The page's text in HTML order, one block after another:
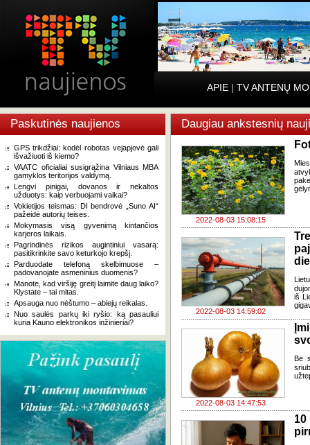
APIE | TV ANTENŲ
Paskutinės naujienos
GPS trikdžiai: kodėl robotas vejapjovė gali
išvažiuoti iš kiemo?
VAATC oficialiai susigrąžina Vilniaus MBA
gamyklos teritorijos valdymą.
Lengvi pinigai, dovanos ir nekaltos
užduotys: kaip verbuojami vaikai?
Vokietijos teismas: DI bendrovė „Suno AI“
pažeidė autorių teises.
Mokymasis visą gyvenimą kintančios
karjeros laikais.
Pagrindinės rizikos augintiniui vasarą:
pasitikrinkite savo keturkojo krepšį.
Parduodate telefoną skelbimuose –
padovanojate asmeninius duomenis?
Manote, kad viršiję greitį laimite daug laiko?
Klystate − tai mitas.
Apsauga nuo nėštumo – abiejų reikalas.
Nuo saulės parkų iki ryšio: ką pasauliui
kuria Kauno elektronikos inžinieriai?
Daugiau ankstesnių
2022-08-03 15:08:15
2022-08-03 14:59:02
iš
2022-08-03 14:47:53
Be